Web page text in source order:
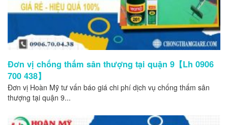
Đơn vị chống thấm sân thượng tại quận 9【Lh 0906
700 438】
Đơn vị Hoàn Mỹ tư vấn báo giá chi phí dịch vụ chống thấm sân
thượng tại quận 9...